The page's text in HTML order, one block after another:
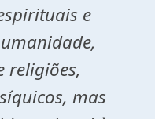
e
religiões,
mas